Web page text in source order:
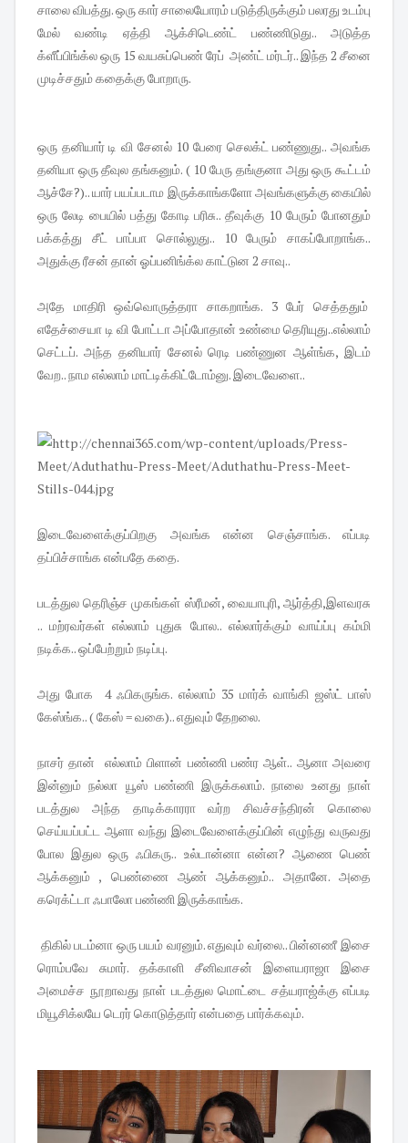
சாலை விபத்து. ஒரு கார் சாலையோரம் படுத்திருக்கும் பலரது உடம்பு
மேல் வண்டி ஏத்தி ஆக்சிடெண்ட் பண்ணிடுது.. அடுத்த
க்ளீப்பிங்க்ல ஒரு 15 வயசுப்பெண் ரேப் அண்ட் மர்டர்.. இந்த 2 சீனை
முடிச்சதும் கதைக்கு போறாரு.
ஒரு தனியார் டி வி சேனல் 10 பேரை செலக்ட் பண்ணுது.. அவங்க
தனியா ஒரு தீவுல தங்கனும். ( 10 பேரு தங்குனா அது ஒரு கூட்டம்
ஆச்சே?).. யார் பயப்படாம இருக்காங்களோ அவங்களுக்கு கையில்
ஒரு லேடி பையில் பத்து கோடி பரிசு.. தீவுக்கு 10 பேரும் போனதும்
பக்கத்து சீட் பாப்பா சொல்லுது.. 10 பேரும் சாகப்போறாங்க..
அதுக்கு ரீசன் தான் ஓப்பனிங்க்ல காட்டுன 2 சாவு..
அதே மாதிரி ஒவ்வொருத்தரா சாகறாங்க. 3 பேர் செத்ததும்
எதேச்சையா டி வி போட்டா அப்போதான் உண்மை தெரியுது..எல்லாம்
செட்டப். அந்த தனியார் சேனல் ரெடி பண்ணுன ஆள்ங்க, இடம்
வேற.. நாம எல்லாம் மாட்டிக்கிட்டோம்னு. இடைவேளை..
இடைவேளைக்குப்பிறகு அவங்க என்ன செஞ்சாங்க. எப்படி
தப்பிச்சாங்க என்பதே கதை.
படத்துல தெரிஞ்ச முகங்கள் ஸ்ரீமன், வையாபுரி, ஆர்த்தி,இளவரசு
.. மற்ரவர்கள் எல்லாம் புதுசு போல.. எல்லார்க்கும் வாய்ப்பு கம்மி
நடிக்க.. ஒப்பேற்றும் நடிப்பு.
அது போக 4 ஃபிகருங்க. எல்லாம் 35 மார்க் வாங்கி ஜஸ்ட் பாஸ்
கேஸ்ங்க.. ( கேஸ் = வகை).. எதுவும் தேறலை.
நாசர் தான் எல்லாம் பிளான் பண்ணி பண்ர ஆள்.. ஆனா அவரை
இன்னும் நல்லா யூஸ் பண்ணி இருக்கலாம். நாலை உனது நாள்
படத்துல அந்த தாடிக்காரரா வர்ற சிவச்சந்திரன் கொலை
செய்யப்பட்ட ஆளா வந்து இடைவேளைக்குப்பின் எழுந்து வருவது
போல இதுல ஒரு ஃபிகரு.. உல்டான்னா என்ன? ஆணை பெண்
ஆக்கனும் , பெண்ணை ஆண் ஆக்கனும்.. அதானே. அதை
கரெக்ட்டா ஃபாலோ பண்ணி இருக்காங்க.
திகில் படம்னா ஒரு பயம் வரனும். எதுவும் வர்லை.. பின்னணீ இசை
ரொம்பவே சுமார். தக்காளி சீனிவாசன் இளையராஜா இசை
அமைச்ச நூறாவது நாள் படத்துல மொட்டை சத்யராஜ்க்கு எப்படி
மியூசிக்லயே டெரர் கொடுத்தார் என்பதை பார்க்கவும்.